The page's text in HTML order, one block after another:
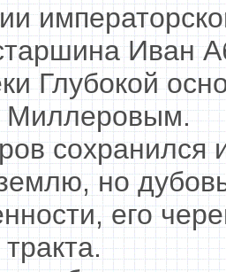
Иван
Глубокой
Миллеровым.
сохранился
но
его